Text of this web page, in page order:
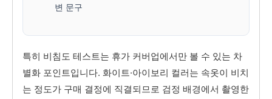
변 문구
특히 비침도 테스트는 휴가 커버업에서만 볼 수 있는 차
별화 포인트입니다. 화이트·아이보리 컬러는 속옷이 비치
는 정도가 구매 결정에 직결되므로 검정 배경에서 촬영한